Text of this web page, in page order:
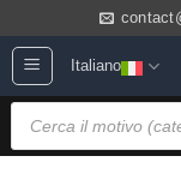
ai
contenutiItaliano
Ricerca
prodotti